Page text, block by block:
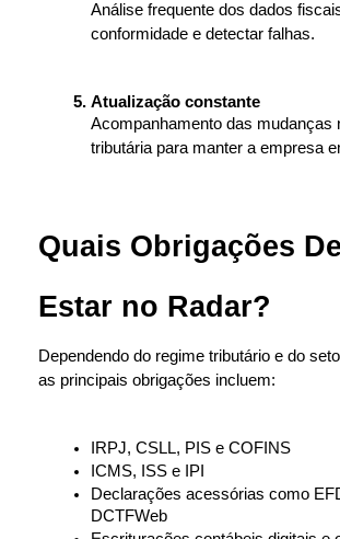
Análise frequente dos dados
conformidade e detectar falhas.
Atualização constante
Acompanhamento das mudanças
tributária para manter a empresa
Quais Obrigações
Estar no Radar?
Dependendo do regime tributário e do
as principais obrigações incluem:
IRPJ, CSLL, PIS e COFINS
ICMS, ISS e IPI
Declarações acessórias como
DCTFWeb